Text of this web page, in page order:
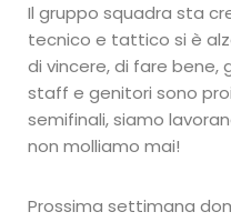
Il gruppo squadra sta
tecnico e tattico si è
di vincere, di fare
staff e genitori sono
semifinali, siamo
non molliamo mai!
Prossima settimana